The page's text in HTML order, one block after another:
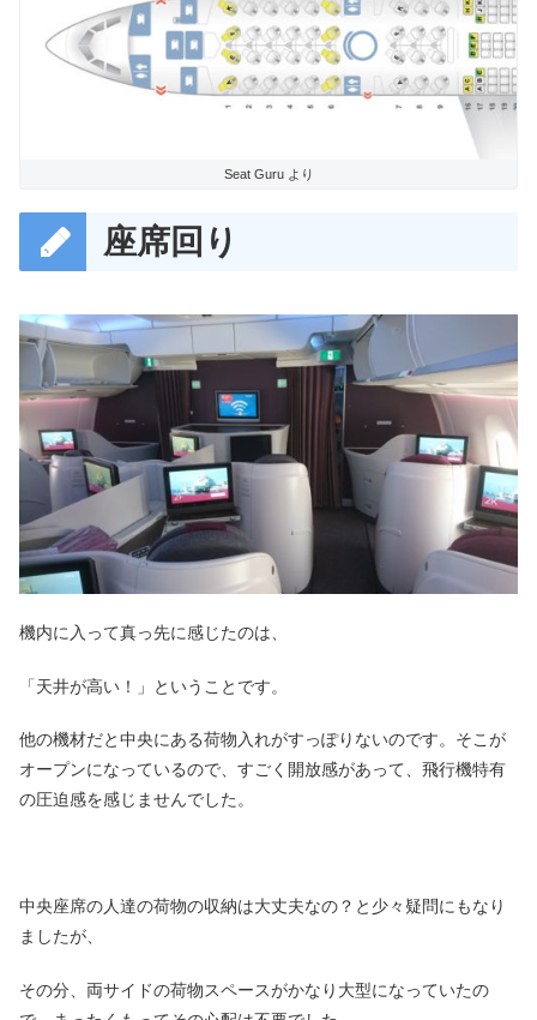
Seat Guru より
座席回り
機内に入って真っ先に感じたのは、
「天井が高い！」ということです。
他の機材だと中央にある荷物入れがすっぽりないのです。そこが
オープンになっているので、すごく開放感があって、飛行機特有
の圧迫感を感じませんでした。
中央座席の人達の荷物の収納は大丈夫なの？と少々疑問にもなり
ましたが、
その分、両サイドの荷物スペースがかなり大型になっていたの